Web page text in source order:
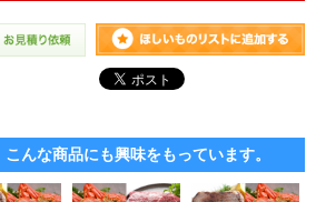
んな商品にも興味をもっています。